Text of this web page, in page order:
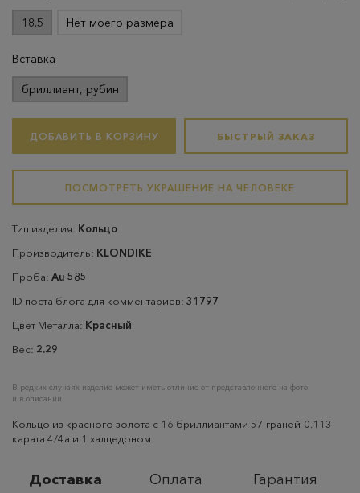
18.5 Нет моего размера
Вставка
бриллиант, рубин
ДОБАВИТЬ В КОРЗИНУ БЫСТРЫЙ ЗАКАЗ
ПОСМОТРЕТЬ УКРАШЕНИЕ НА ЧЕЛОВЕКЕ
Тип изделия: Кольцо
Производитель: KLONDIKE
Проба: Au 585
ID поста блога для комментариев: 31797
Цвет Металла: Красный
Вес: 2.29
В редких случаях изделие может иметь отличие от представленного на фото
и в описании
Кольцо из красного золота с 16 бриллиантами 57 граней-0.113
карата 4/4а и 1 халцедоном
Доставка Оплата Гарантия